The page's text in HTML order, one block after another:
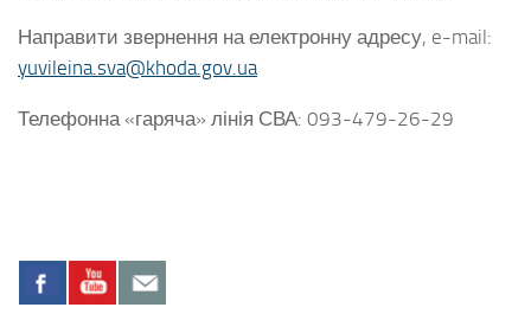
Направити звернення на електронну адресу, e-mail:
yuvileina.sva@khoda.gov.ua
Телефонна «гаряча» лінія СВА: 093-479-26-29